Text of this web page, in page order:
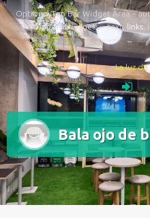
Optional Top Bar Widget Area –
Supports widgets – text, links
La luz
Bala ojo de